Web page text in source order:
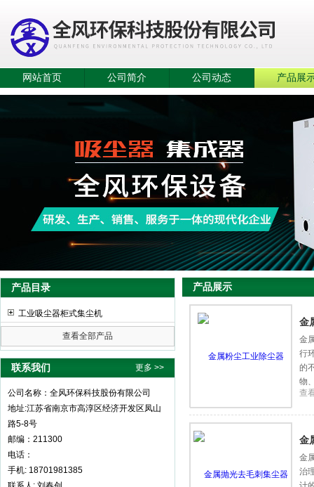
网站首页 公司简介 公司动态 产品展
产品目录
工业吸尘器柜式集尘机
查看全部产品
联系我们 更多 >>
公司名称：全风环保科技股份有限公司
地址:江苏省南京市高淳区经济开发区凤山
路5-8号
邮编：211300
电话：
手机: 18701981385
产品展示
金
金
行
的
物
成
查
金
金
治